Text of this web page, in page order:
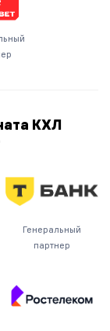
КХЛ
Генеральный
партнер